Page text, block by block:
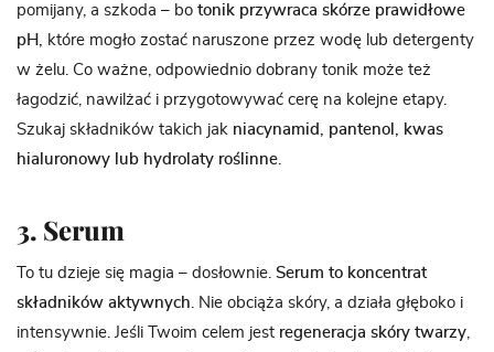
pomijany, a szkoda – bo tonik przywraca skórze prawidłowe
pH, które mogło zostać naruszone przez wodę lub detergenty
w żelu. Co ważne, odpowiednio dobrany tonik może też
łagodzić, nawilżać i przygotowywać cerę na kolejne etapy.
Szukaj składników takich jak niacynamid, pantenol, kwas
hialuronowy lub hydrolaty roślinne.
3. Serum
To tu dzieje się magia – dosłownie. Serum to koncentrat
składników aktywnych. Nie obciąża skóry, a działa głęboko i
intensywnie. Jeśli Twoim celem jest regeneracja skóry twarzy,